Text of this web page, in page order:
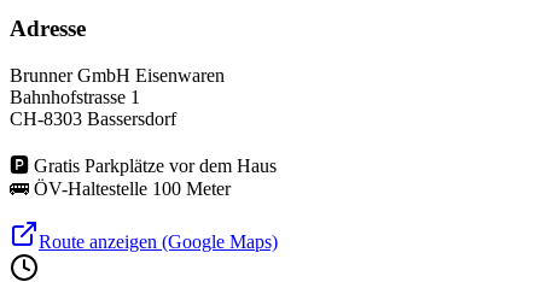
Adresse
Brunner GmbH Eisenwaren
Bahnhofstrasse 1
CH-8303 Bassersdorf
🅿 Gratis Parkplätze vor dem Haus
🚌 ÖV-Haltestelle 100 Meter
Route anzeigen (Google Maps)